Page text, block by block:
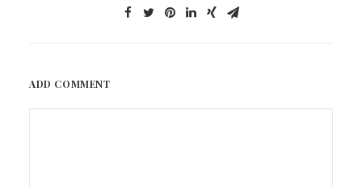
ADD COMMENT